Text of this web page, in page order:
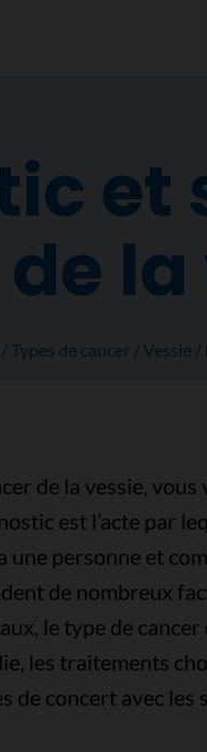
et
la
Types de cancer Vessie
de la vessie,
est l’acte par
une personne et
de nombreux
le type de cancer
les traitements
de concert avec